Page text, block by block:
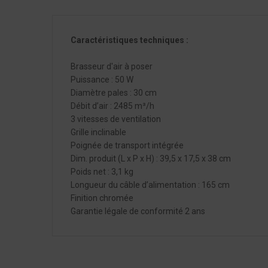
Caractéristiques techniques :
Brasseur d'air à poser
Puissance : 50 W
Diamètre pales : 30 cm
Débit d’air : 2485 m³/h
3 vitesses de ventilation
Grille inclinable
Poignée de transport intégrée
Dim. produit (L x P x H) : 39,5 x 17,5 x 38 cm
Poids net : 3,1 kg
Longueur du câble d’alimentation : 165 cm
Finition chromée
Garantie légale de conformité 2 ans